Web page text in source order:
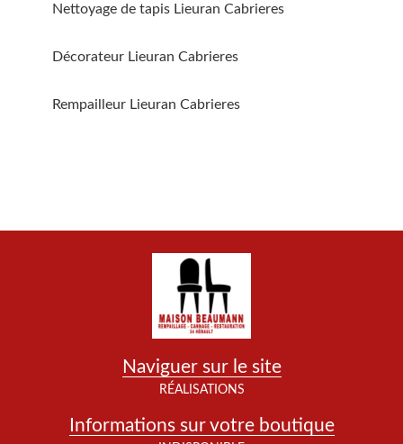
Nettoyage de tapis Lieuran Cabrieres
Décorateur Lieuran Cabrieres
Rempailleur Lieuran Cabrieres
Naviguer sur le site
RÉALISATIONS
Informations sur votre boutique